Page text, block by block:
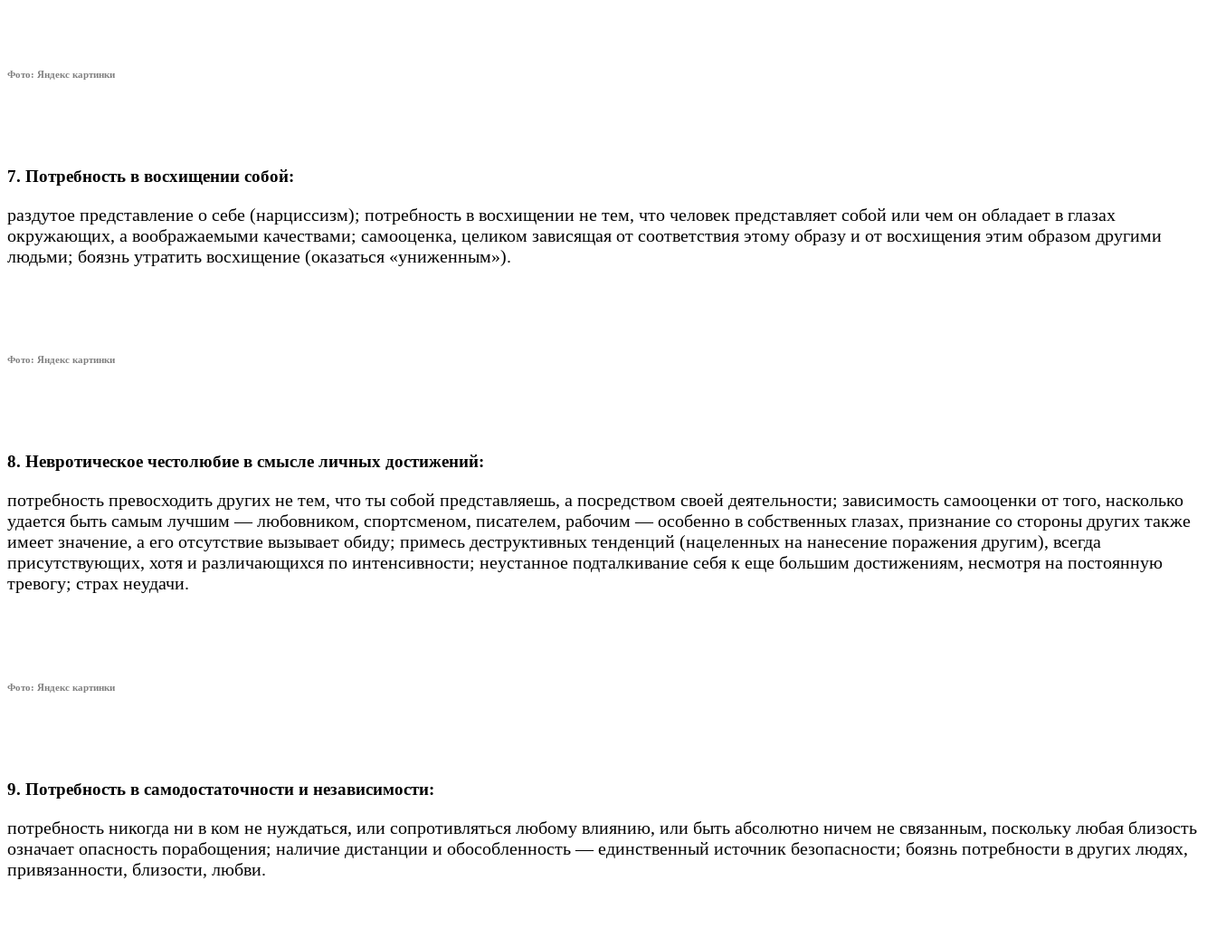
Фото: Яндекс картинки
7. Потребность в восхищении собой:
раздутое представление о себе (нарциссизм); потребность в восхищении не тем, что человек представляет собой или чем он обладает в глазах
окружающих, а воображаемыми качествами; самооценка, целиком зависящая от соответствия этому образу и от восхищения этим образом другими
людьми; боязнь утратить восхищение (оказаться «униженным»).
Фото: Яндекс картинки
8. Невротическое честолюбие в смысле личных достижений:
потребность превосходить других не тем, что ты собой представляешь, а посредством своей деятельности; зависимость самооценки от того, насколько
удается быть самым лучшим — любовником, спортсменом, писателем, рабочим — особенно в собственных глазах, признание со стороны других также
имеет значение, а его отсутствие вызывает обиду; примесь деструктивных тенденций (нацеленных на нанесение поражения другим), всегда
присутствующих, хотя и различающихся по интенсивности; неустанное подталкивание себя к еще большим достижениям, несмотря на постоянную
тревогу; страх неудачи.
Фото: Яндекс картинки
9. Потребность в самодостаточности и независимости:
потребность никогда ни в ком не нуждаться, или сопротивляться любому влиянию, или быть абсолютно ничем не связанным, поскольку любая близость
означает опасность порабощения; наличие дистанции и обособленность — единственный источник безопасности; боязнь потребности в других людях,
привязанности, близости, любви.